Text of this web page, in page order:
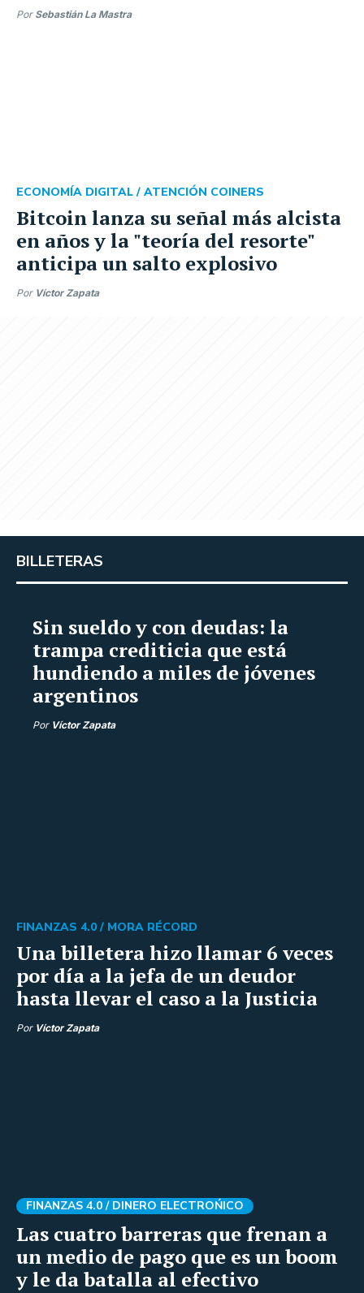
Por Sebastián La Mastra
Bitcoin lanza su señal más alcista
en años y la "teoría del resorte"
anticipa un salto explosivo
ECONOMÍA DIGITAL / ATENCIÓN COINERS
Por Víctor Zapata
BILLETERAS
Sin sueldo y con deudas: la
trampa crediticia que está
hundiendo a miles de jóvenes
argentinos
Por Víctor Zapata
Una billetera hizo llamar 6 veces
por día a la jefa de un deudor
hasta llevar el caso a la Justicia
FINANZAS 4.0 / MORA RÉCORD
Por Víctor Zapata
Las cuatro barreras que frenan a
un medio de pago que es un boom
y le da batalla al efectivo
FINANZAS 4.0 / DINERO ELECTROŃICO